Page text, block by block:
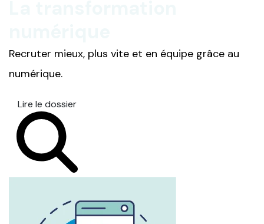
Recruter mieux, plus vite et en équipe grâce au
numérique.
Lire le dossier